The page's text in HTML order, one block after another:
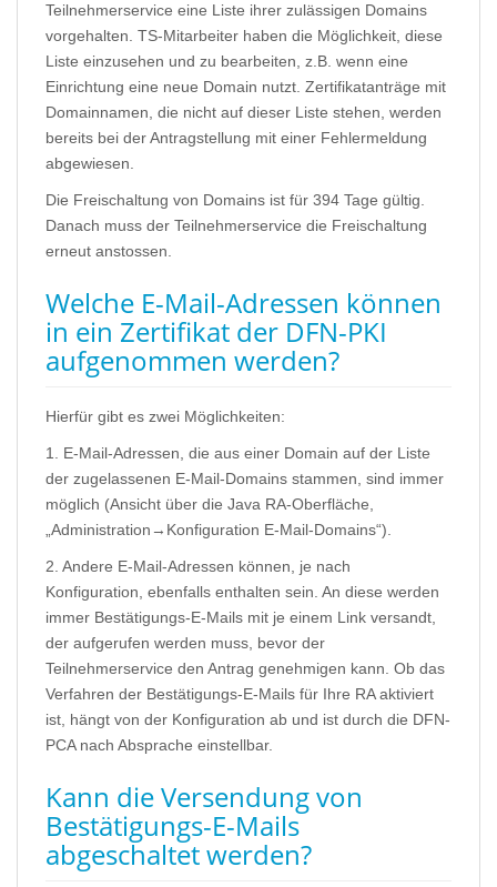
Teilnehmerservice eine Liste ihrer zulässigen Domains
vorgehalten. TS-Mitarbeiter haben die Möglichkeit, diese
Liste einzusehen und zu bearbeiten, z.B. wenn eine
Einrichtung eine neue Domain nutzt. Zertifikatanträge mit
Domainnamen, die nicht auf dieser Liste stehen, werden
bereits bei der Antragstellung mit einer Fehlermeldung
abgewiesen.
Die Freischaltung von Domains ist für 394 Tage gültig.
Danach muss der Teilnehmerservice die Freischaltung
erneut anstossen.
Welche E-Mail-Adressen können
in ein Zertifikat der DFN-PKI
aufgenommen werden?
Hierfür gibt es zwei Möglichkeiten:
1. E-Mail-Adressen, die aus einer Domain auf der Liste
der zugelassenen E-Mail-Domains stammen, sind immer
möglich (Ansicht über die Java RA-Oberfläche,
„Administration→Konfiguration E-Mail-Domains“).
2. Andere E-Mail-Adressen können, je nach
Konfiguration, ebenfalls enthalten sein. An diese werden
immer Bestätigungs-E-Mails mit je einem Link versandt,
der aufgerufen werden muss, bevor der
Teilnehmerservice den Antrag genehmigen kann. Ob das
Verfahren der Bestätigungs-E-Mails für Ihre RA aktiviert
ist, hängt von der Konfiguration ab und ist durch die DFN-
PCA nach Absprache einstellbar.
Kann die Versendung von
Bestätigungs-E-Mails
abgeschaltet werden?